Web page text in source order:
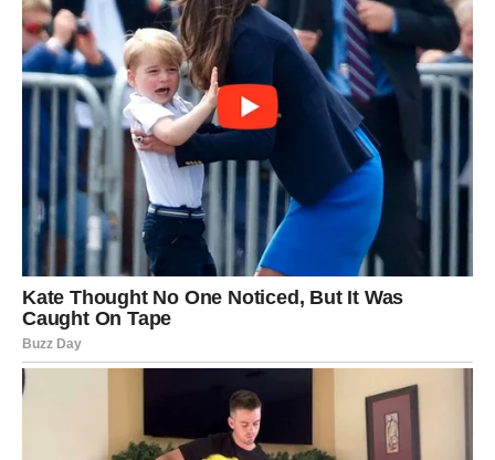
stolice.
Prema Medical News Today, idealna stolica trebala bi imati
dugu i cilindričnu strukturu, održavajući svoj kontinuitet bez
razbijanja na više fragmenata. Eminentni gastroenterolog, dr.
Jefri Duker, koji ima uglednu poziciju u UPMC-u i radi kao
izvanredni profesor gastroenterologije na Medicinskom
fakultetu Sveučilišta u Pittsburghu, izrazio je zabrinutost zbog
stalne prisutnosti rijetke stolice kao nedavne promjene u
individualnom zdravlje. Duker naglašava da se svaka uočljiva
promjena u navikama pražnjenja crijeva treba smatrati
potencijalnim znakom (iako ne uvijek konačnim) raka debelog
crijeva.
Znakovi raka debelog crijeva mogu se očitovati na različite
načine, uključujući promjene u obliku ili teksturi stolice i